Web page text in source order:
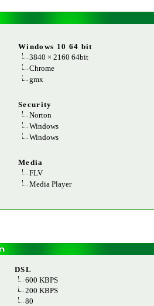
Windows 10 64 bit
3840 × 2160 64bit
Chrome
gmx
Security
Norton
Windows
Windows
Media
FLV
Media Player
DSL
600 KBPS
200 KBPS
80